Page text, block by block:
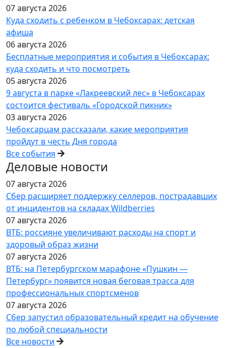
07 августа 2026
Куда сходить с ребенком в Чебоксарах: детская
афиша
06 августа 2026
Бесплатные мероприятия и события в Чебоксарах:
куда сходить и что посмотреть
05 августа 2026
9 августа в парке «Лакреевский лес» в Чебоксарах
состоится фестиваль «Городской пикник»
03 августа 2026
Чебоксарцам рассказали, какие мероприятия
пройдут в честь Дня города
Все события
Деловые новости
07 августа 2026
Сбер расширяет поддержку селлеров, пострадавших
от инцидентов на складах Wildberries
07 августа 2026
ВТБ: россияне увеличивают расходы на спорт и
здоровый образ жизни
07 августа 2026
ВТБ: на Петербургском марафоне «Пушкин —
Петербург» появится новая беговая трасса для
профессиональных спортсменов
07 августа 2026
Сбер запустил образовательный кредит на обучение
по любой специальности
Все новости